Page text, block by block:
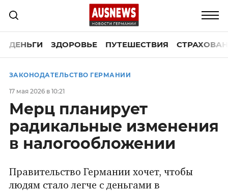
ДЕНЬГИ ЗДОРОВЬЕ ПУТЕШЕСТВИЯ
ЗАКОНОДАТЕЛЬСТВО ГЕРМАНИИ
17 мая 2026 в 10:21
Мерц планирует
радикальные изменения
в налогообложении
Правительство Германии хочет, чтобы
людям стало легче с деньгами в